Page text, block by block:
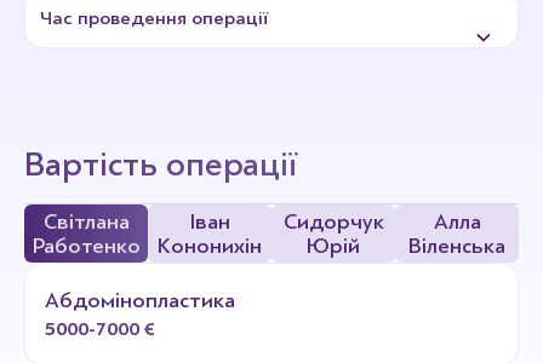
Час проведення операції
наркоз на газі Севофлуран, який забезпечує легке
входження та вихід. Час визначається обсягом
втручання.
Вартість операції
Світлана
Работенко
Іван
Кононихін
Сидорчук
Юрій
Алла
Віленська
Абдомінопластика
5000-7000 €